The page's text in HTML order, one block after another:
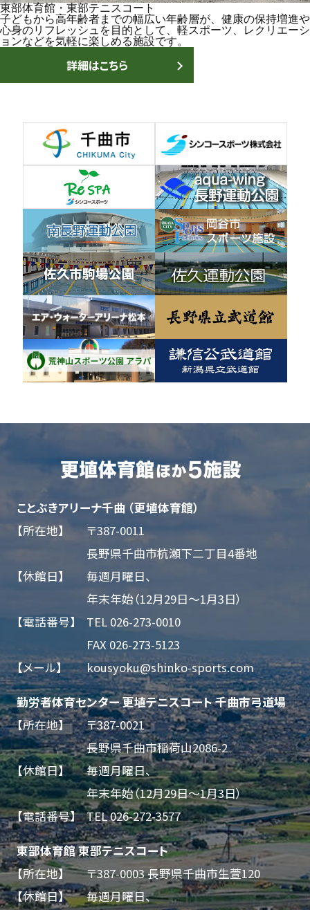
東部体育館・東部テニスコート
子どもから高年齢者までの幅広い年齢層が、健康の保持増進や
心身のリフレッシュを目的として、軽スポーツ、レクリエーシ
ョンなどを気軽に楽しめる施設です。
詳細はこちら
ことぶきアリーナ千曲 （更埴体育館）
【所在地】
〒387-0011
長野県千曲市杭瀬下二丁目4番地
【休館日】
毎週月曜日、
年末年始（12月29日～1月3日）
【電話番号】
TEL 026-273-0010
FAX 026-273-5123
【メール】
kousyoku@shinko-sports.com
勤労者体育センター 更埴テニスコート 千曲市弓道場
【所在地】
〒387-0021
長野県千曲市稲荷山2086-2
【休館日】
毎週月曜日、
年末年始（12月29日～1月3日）
【電話番号】
TEL026-272-3577
東部体育館 東部テニスコート
【所在地】
〒387-0003 長野県千曲市生萱120
【休館日】
毎週月曜日、